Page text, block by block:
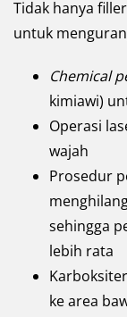
Tidak hanya
untuk
Chemical
kimiawi)
Operasi
wajah
Prosedur
sehingga
lebih rata
ke area